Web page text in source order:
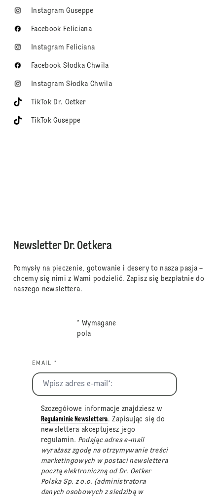
Instagram Guseppe
Facebook Feliciana
Instagram Feliciana
Facebook Słodka Chwila
Instagram Słodka Chwila
TikTok Dr. Oetker
TikTok Guseppe
Newsletter Dr. Oetkera
Pomysły na pieczenie, gotowanie i desery to nasza pasja –
chcemy się nimi z Wami podzielić. Zapisz się bezpłatnie do
naszego newslettera.
* Wymagane
pola
EMAIL *
Szczegółowe informacje znajdziesz w
Regulaminie Newslettera. Zapisując się do
newslettera akceptujesz jego
regulamin. Podając adres e-mail
wyrażasz zgodę na otrzymywanie treści
marketingowych w postaci newslettera
pocztą elektroniczną od Dr. Oetker
Polska Sp. z o.o. (administratora
danych osobowych z siedzibą w